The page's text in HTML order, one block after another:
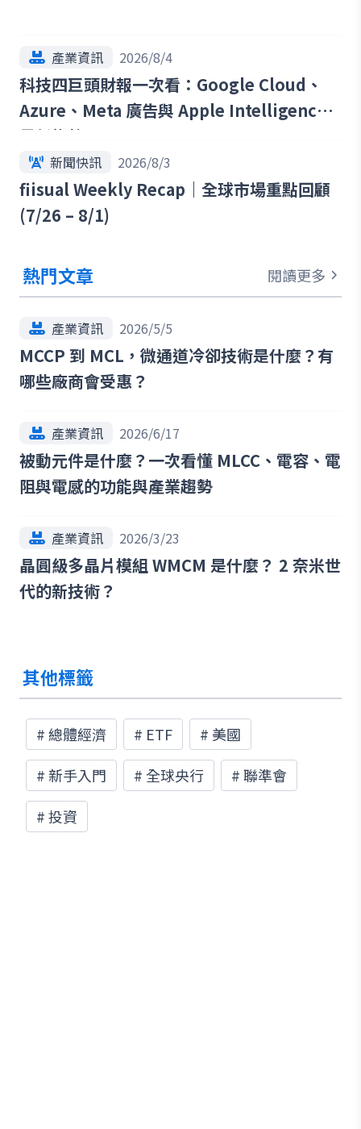
產業資訊 2026/8/4
科技四巨頭財報一次看：Google Cloud、
Azure、Meta 廣告與 Apple Intelligence
最新趨勢
新聞快訊 2026/8/3
fiisual Weekly Recap｜全球市場重點回顧
(7/26 – 8/1)
熱門文章 閱讀更多
產業資訊 2026/5/5
MCCP 到 MCL，微通道冷卻技術是什麼？有
哪些廠商會受惠？
產業資訊 2026/6/17
被動元件是什麼？一次看懂 MLCC、電容、電
阻與電感的功能與產業趨勢
產業資訊 2026/3/23
晶圓級多晶片模組 WMCM 是什麼？ 2 奈米世
代的新技術？
其他標籤
#總體經濟 # ETF # 美國
#新手入門 # 全球央行 #聯準會
#投資